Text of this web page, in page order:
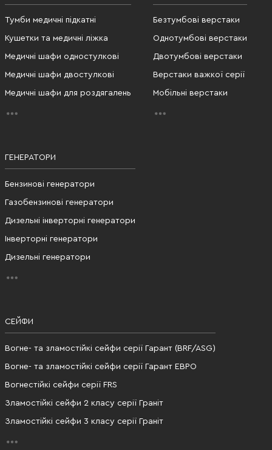
Тумби медичні підкатні
Кушетки та медичні ліжка
Медичні шафи одностулкові
Медичні шафи двостулкові
Медичні шафи для роздягалень
Безтумбові верстаки
Однотумбові верстаки
Двотумбові верстаки
Верстаки важкої серії
Мобільні верстаки
ГЕНЕРАТОРИ
Бензинові генератори
Газобензинові генератори
Дизельні інверторні генератори
Інверторні генератори
Дизельні генератори
СЕЙФИ
Вогне- та зламостійкі сейфи серії Гарант (BRF/ASG)
Вогне- та зламостійкі сейфи серії Гарант ЕВРО
Вогнестійкі сейфи серії FRS
Зламостійкі сейфи 2 класу серії Граніт
Зламостійкі сейфи 3 класу серії Граніт